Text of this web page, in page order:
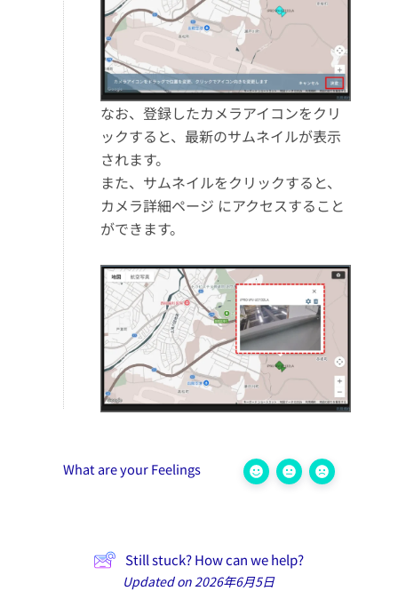
なお、登録したカメラアイコンをクリ
ックすると、最新のサムネイルが表示
されます。
また、サムネイルをクリックすると、
カメラ詳細ページ にアクセスすること
ができます。
What are your Feelings
Still stuck? How can we help?
Updated on 2026年6月5日